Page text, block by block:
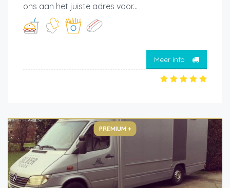
ons aan het juiste adres voor...
Meer info
PREMIUM +